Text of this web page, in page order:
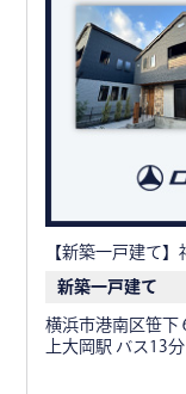
【新築一戸建て
新築一戸建て
横浜市港南区笹下
上大岡駅 バス13